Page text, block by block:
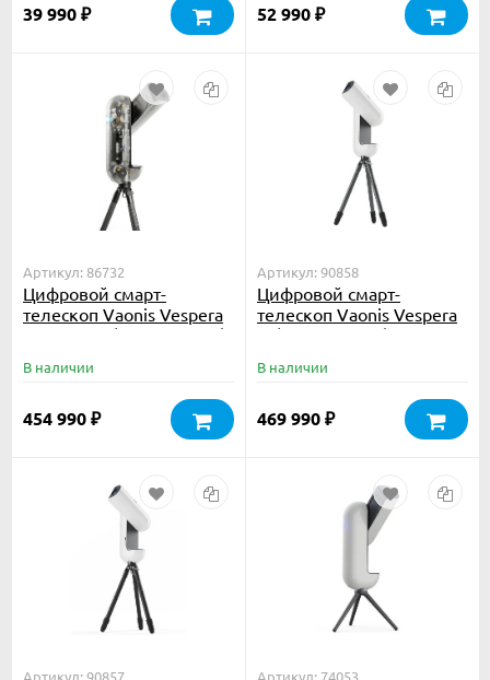
39 990 ₽ 52 990 ₽
Артикул: 86732
Цифровой смарт-
телескоп Vaonis Vespera
II X-edition (со штативом)
В наличии
454 990 ₽
Артикул: 90858
Цифровой смарт-
телескоп Vaonis Vespera
III (со штативом)
В наличии
469 990 ₽
Артикул: 90857 Артикул: 74053